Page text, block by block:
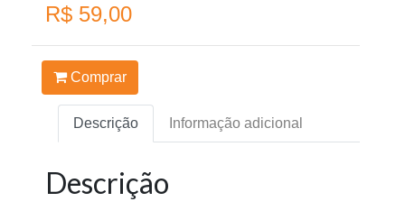
R$ 59,00
Comprar
Descrição Informação adicional
Descrição